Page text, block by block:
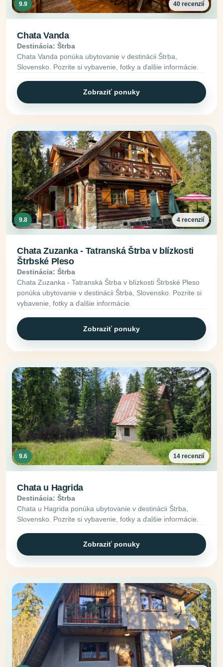
9.9 40 recenzií
Chata Vanda
Destinácia: Štrba
Chata Vanda ponúka ubytovanie v destinácii Štrba,
Slovensko. Pozrite si vybavenie, fotky a ďalšie informácie.
Zobraziť ponuky
9.8 4 recenzií
Chata Zuzanka - Tatranská Štrba v blízkosti
Štrbské Pleso
Destinácia: Štrba
Chata Zuzanka - Tatranská Štrba v blízkosti Štrbské Pleso
ponúka ubytovanie v destinácii Štrba, Slovensko. Pozrite si
vybavenie, fotky a ďalšie informácie.
Zobraziť ponuky
9.6 14 recenzií
Chata u Hagrida
Destinácia: Štrba
Chata u Hagrida ponúka ubytovanie v destinácii Štrba,
Slovensko. Pozrite si vybavenie, fotky a ďalšie informácie.
Zobraziť ponuky